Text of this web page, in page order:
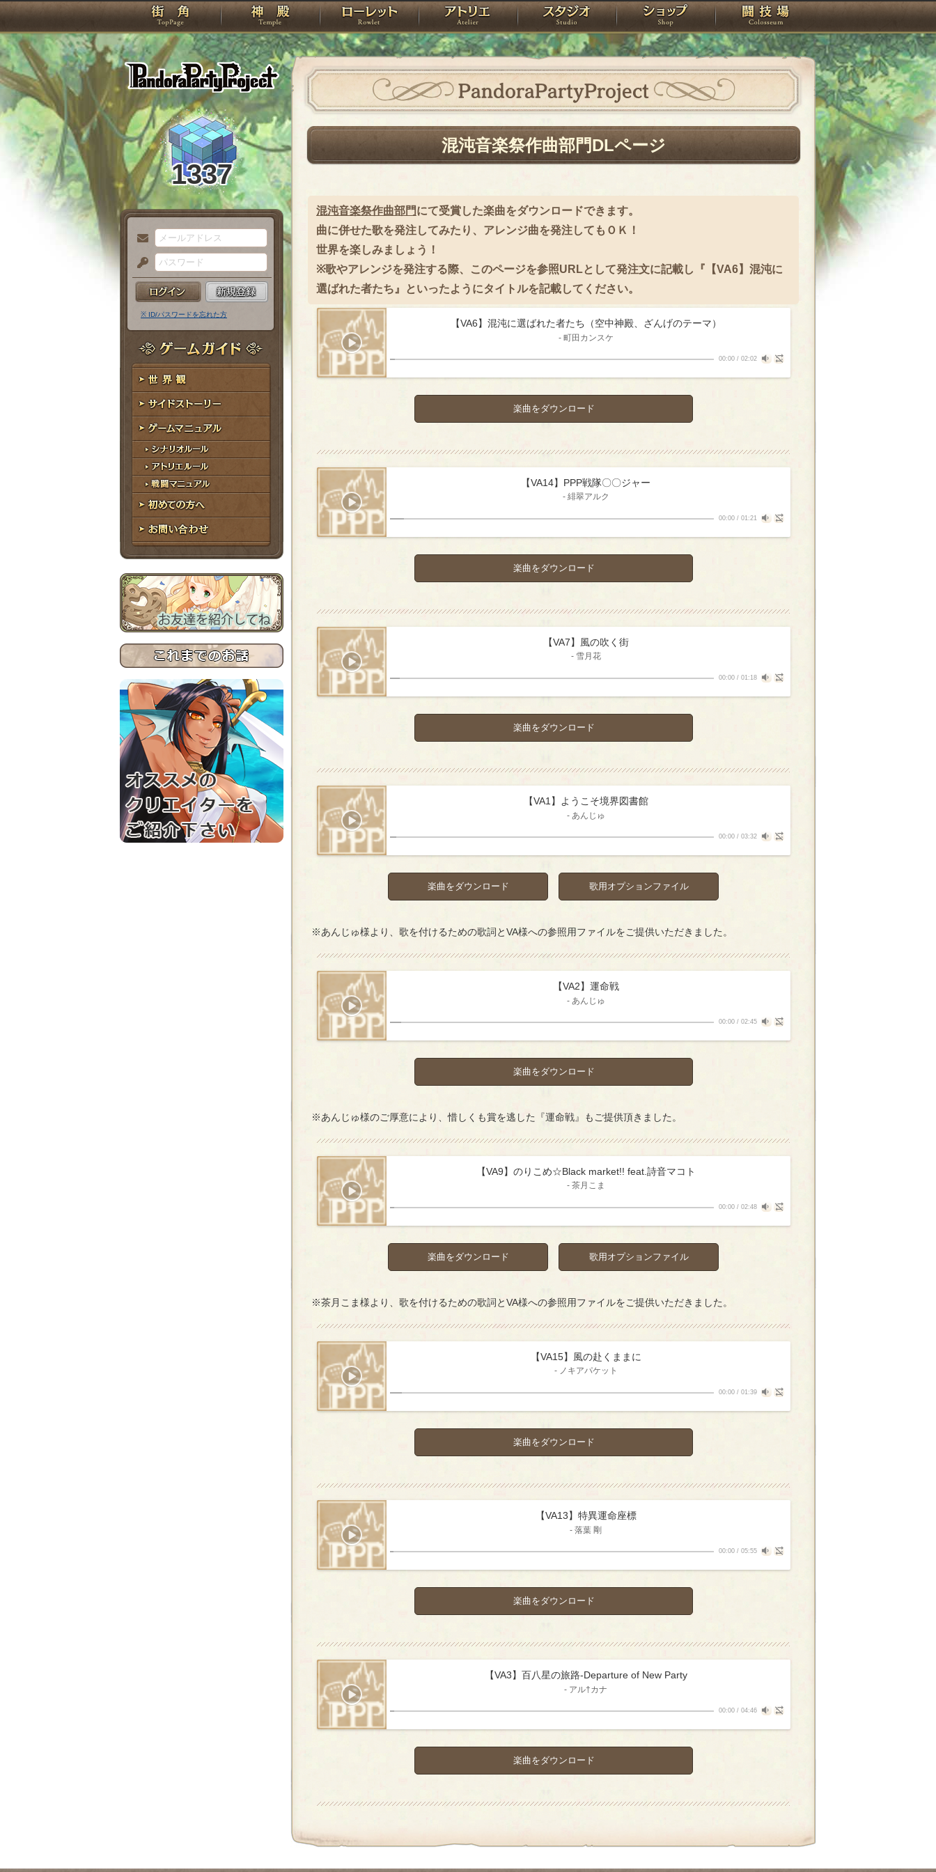
PandoraPartyProject
TOP 神殿 ローレット アトリエ スタジオ ショップ 闘技場
1337
メ
ー
ル
ア
ド
レ
ス
パ
ス
ー
ド
※ ID/パスワードを忘れた方
ゲームガイド
世界観
サイドストーリー
ゲームマニュアル
シナリオルール
アトリエルール
戦闘マニュアル
初めての方へ
お問い合わせ
PandoraPartyProject
混沌音楽祭作曲部門DLページ
混沌音楽祭作曲部門にて受賞した楽曲をダウンロードできます。
曲に併せた歌を発注してみたり、アレンジ曲を発注してもＯＫ！
世界を楽しみましょう！
※歌やアレンジを発注する際、このページを参照URLとして発注文に記載し『【VA6】混沌に
選ばれた者たち』といったようにタイトルを記載してください。
【VA6】混沌に選ばれた者たち（空中神殿、ざんげのテーマ）
- 町田カンスケ
00:00/ 02:02
楽曲をダウンロード
【VA14】PPP戦隊〇〇ジャー
- 緋翠アルク
00:00/ 01:21
楽曲をダウンロード
【VA7】風の吹く街
- 雪月花
00:00/ 01:18
楽曲をダウンロード
【VA1】ようこそ境界図書館
- あんじゅ
00:00/ 03:32
楽曲をダウンロード 歌用オプションファイル
※あんじゅ様より、歌を付けるための歌詞とVA様への参照用ファイルをご提供いただきました。
【VA2】運命戦
- あんじゅ
00:00/ 02:45
楽曲をダウンロード
※あんじゅ様のご厚意により、惜しくも賞を逃した『運命戦』もご提供頂きました。
【VA9】のりこめ☆Black market!! feat.詩音マコト
- 茶月こま
00:00/ 02:48
楽曲をダウンロード 歌用オプションファイル
※茶月こま様より、歌を付けるための歌詞とVA様への参照用ファイルをご提供いただきました。
【VA15】風の赴くままに
- ノキアパケット
00:00/ 01:39
楽曲をダウンロード
【VA13】特異運命座標
- 落葉 剛
00:00/ 05:55
楽曲をダウンロード
【VA3】百八星の旅路-Departure of New Party
- アル†カナ
00:00/ 04:46
楽曲をダウンロード